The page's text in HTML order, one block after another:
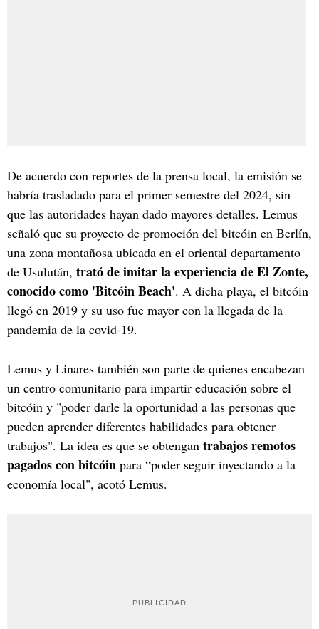
De acuerdo con reportes de la prensa local, la emisión se
habría trasladado para el primer semestre del 2024, sin
que las autoridades hayan dado mayores detalles. Lemus
señaló que su proyecto de promoción del bitcóin en Berlín,
una zona montañosa ubicada en el oriental departamento
de Usulután, trató de imitar la experiencia de El Zonte,
conocido como 'Bitcóin Beach'. A dicha playa, el bitcóin
llegó en 2019 y su uso fue mayor con la llegada de la
pandemia de la covid-19.
Lemus y Linares también son parte de quienes encabezan
un centro comunitario para impartir educación sobre el
bitcóin y "poder darle la oportunidad a las personas que
pueden aprender diferentes habilidades para obtener
trabajos". La idea es que se obtengan trabajos remotos
pagados con bitcóin para “poder seguir inyectando a la
economía local", acotó Lemus.